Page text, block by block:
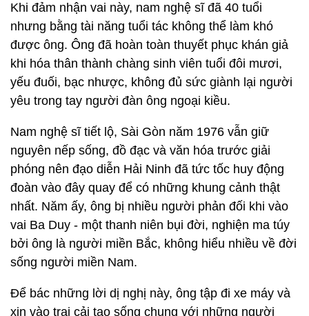
Khi đảm nhận vai này, nam nghệ sĩ đã 40 tuổi
nhưng bằng tài năng tuổi tác không thể làm khó
được ông. Ông đã hoàn toàn thuyết phục khán giả
khi hóa thân thành chàng sinh viên tuổi đôi mươi,
yếu đuối, bạc nhược, không đủ sức giành lại người
yêu trong tay người đàn ông ngoại kiều.
Nam nghệ sĩ tiết lộ, Sài Gòn năm 1976 vẫn giữ
nguyên nếp sống, đồ đạc và văn hóa trước giải
phóng nên đạo diễn Hải Ninh đã tức tốc huy động
đoàn vào đây quay để có những khung cảnh thật
nhất. Năm ấy, ông bị nhiều người phản đối khi vào
vai Ba Duy - một thanh niên bụi đời, nghiện ma túy
bởi ông là người miền Bắc, không hiểu nhiều về đời
sống người miền Nam.
Để bác những lời dị nghị này, ông tập đi xe máy và
xin vào trại cải tạo sống chung với những người